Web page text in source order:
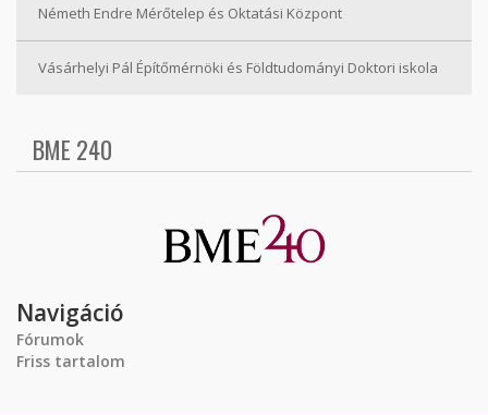
Németh Endre Mérőtelep és Oktatási Központ
Vásárhelyi Pál Építőmérnöki és Földtudományi Doktori iskola
BME 240
Navigáció
Fórumok
Friss tartalom